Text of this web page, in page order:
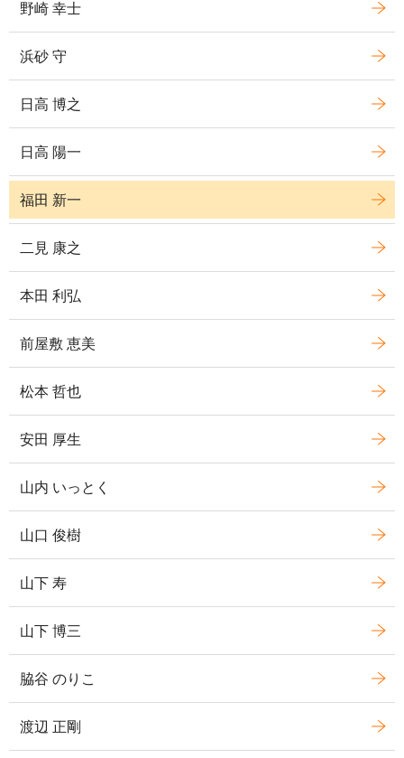
野崎 幸士
浜砂 守
日高 博之
日高 陽一
福田 新一
二見 康之
本田 利弘
前屋敷 恵美
松本 哲也
安田 厚生
山内 いっとく
山口 俊樹
山下 寿
山下 博三
脇谷 のりこ
渡辺 正剛